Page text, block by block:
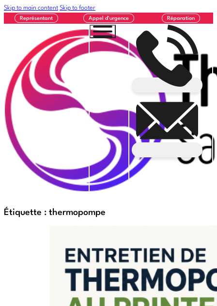
Skip to main content Skip to footer
Représentant Appel d'urgence Réparation
Étiquette : thermopompe